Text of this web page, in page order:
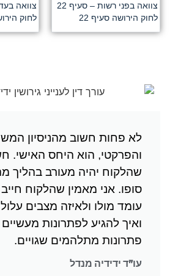
צוואה בפני רשות – סעיף 22
לחוק הירושה סעיף 22
לחוק הירושה
לא פחות חשוב מהניסיון
והפרקטי, הוא היחס האישי.
שהלקוח יהיה מעורב בהליך
סופו. אני מאמין שהלקוח
עומד מולו ולאיזה מצבים
ואיך להגיע לפתרונות מעשיים
פתרונות מתלהמים שגויים.
עו"ד ידידיה מנדל